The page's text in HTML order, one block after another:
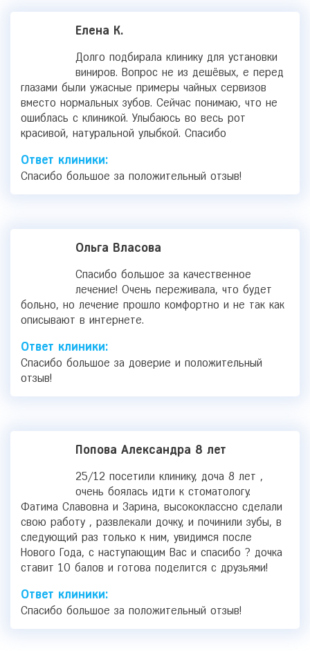
Елена К.
Долго подбирала клинику для установки
виниров. Вопрос не из дешёвых, е перед
глазами были ужасные примеры чайных сервизов
вместо нормальных зубов. Сейчас понимаю, что не
ошиблась с клиникой. Улыбаюсь во весь рот
красивой, натуральной улыбкой. Спасибо
Ответ клиники:
Спасибо большое за положительный отзыв!
Ольга Власова
Спасибо большое за качественное
лечение! Очень переживала, что будет
больно, но лечение прошло комфортно и не так как
описывают в интернете.
Ответ клиники:
Спасибо большое за доверие и положительный
отзыв!
Попова Александра 8 лет
25/12 посетили клинику, доча 8 лет ,
очень боялась идти к стоматологу.
Фатима Славовна и Зарина, высококлассно сделали
свою работу , развлекали дочку, и починили зубы, в
следующий раз только к ним, увидимся после
Нового Года, с наступающим Вас и спасибо ? дочка
ставит 10 балов и готова поделится с друзьями!
Ответ клиники:
Спасибо большое за положительный отзыв!